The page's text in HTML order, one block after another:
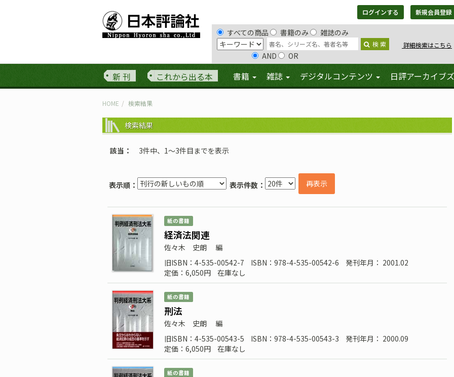
ログインする 新規会員登録
すべての商品 書籍のみ 雑誌のみ
検 索 詳細検索はこちら
AND OR
新 刊 これから出る本 書籍 雑誌 デジタルコンテンツ 日評アーカイブズ
HOME 検索結果
検索結果
該当 3件中、1〜3件目までを表示
表示順： 表示件数： 再表示
紙の書籍
経済法関連
佐々木 史朗
編
旧ISBN：4-535-00542-7
ISBN：978-4-535-00542-6
発刊年月： 2001.02
定価：6,050円
在庫なし
紙の書籍
刑法
佐々木 史朗
編
旧ISBN：4-535-00543-5
ISBN：978-4-535-00543-3
発刊年月： 2000.09
定価：6,050円
在庫なし
紙の書籍